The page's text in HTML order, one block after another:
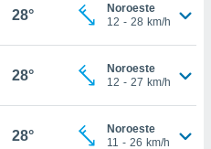
28°
Noroeste
12 - 28 km/h
28°
Noroeste
12 - 27 km/h
28°
Noroeste
11 - 26 km/h